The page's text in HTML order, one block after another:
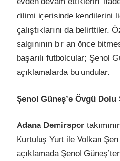
evden devam ettiklerini
dilimi içerisinde kendilerini
çalıştıklarını da belirttiler.
salgınının bir an önce
başarılı futbolcular; Şenol
açıklamalarda bulundular.
Şenol Güneş’e Övgü Dolu
Adana Demirspor
Kurtuluş Yurt ile Volkan Şen
açıklamada Şenol